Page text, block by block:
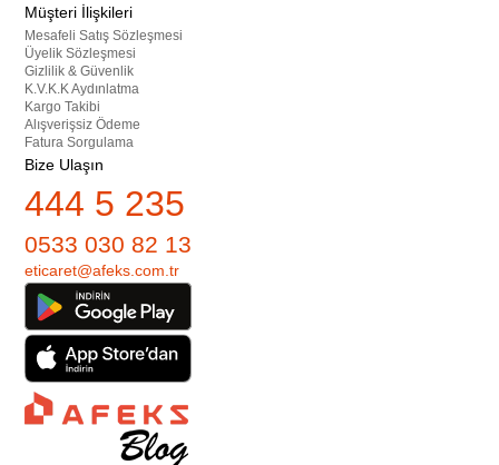
Müşteri İlişkileri
Mesafeli Satış Sözleşmesi
Üyelik Sözleşmesi
Gizlilik & Güvenlik
K.V.K.K Aydınlatma
Kargo Takibi
Alışverişsiz Ödeme
Fatura Sorgulama
Bize Ulaşın
444 5 235
0533 030 82 13
eticaret@afeks.com.tr